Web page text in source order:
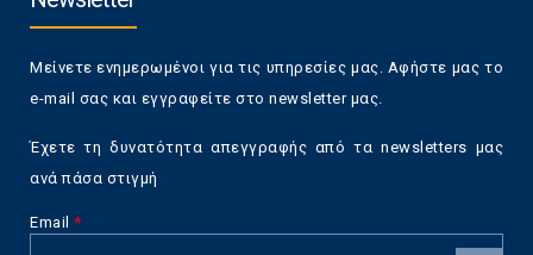
Μείνετε ενημερωμένοι για τις υπηρεσίες μας. Αφήστε μας το
e-mail σας και εγγραφείτε στο newsletter μας.
Έχετε τη δυνατότητα απεγγραφής από τα newsletters μας
ανά πάσα στιγμή
Email *